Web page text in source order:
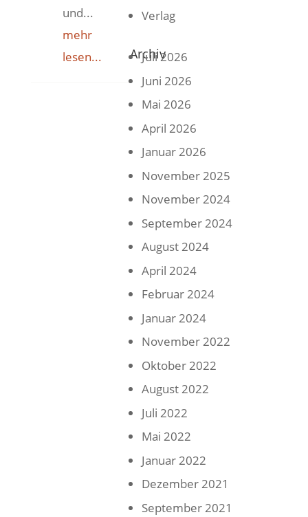
und...
mehr
lesen...
Verlag
Archiv
Juli 2026
Juni 2026
Mai 2026
April 2026
Januar 2026
November 2025
November 2024
September 2024
August 2024
April 2024
Februar 2024
Januar 2024
November 2022
Oktober 2022
August 2022
Juli 2022
Mai 2022
Januar 2022
Dezember 2021
September 2021